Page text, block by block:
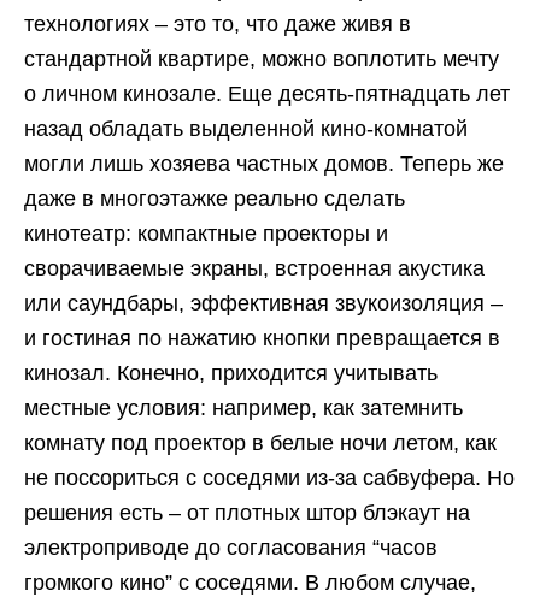
технологиях – это то, что даже живя в
стандартной квартире, можно воплотить мечту
о личном кинозале. Еще десять-пятнадцать лет
назад обладать выделенной кино-комнатой
могли лишь хозяева частных домов. Теперь же
даже в многоэтажке реально сделать
кинотеатр: компактные проекторы и
сворачиваемые экраны, встроенная акустика
или саундбары, эффективная звукоизоляция –
и гостиная по нажатию кнопки превращается в
кинозал. Конечно, приходится учитывать
местные условия: например, как затемнить
комнату под проектор в белые ночи летом, как
не поссориться с соседями из-за сабвуфера. Но
решения есть – от плотных штор блэкаут на
электроприводе до согласования “часов
громкого кино” с соседями. В любом случае,